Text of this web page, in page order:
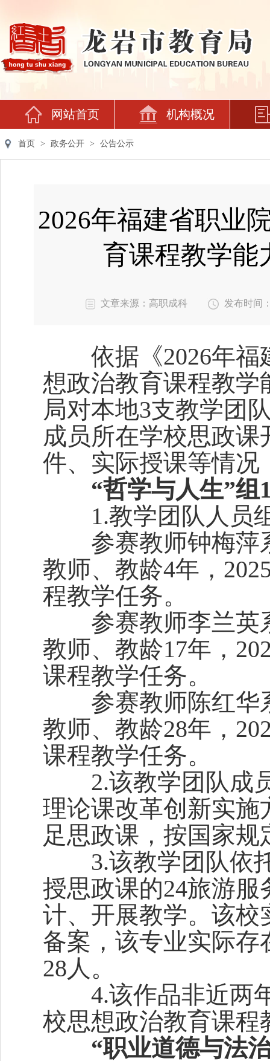
网站首页 机构概况
首页 > 政务公开 > 公告公示
2026年福建省职业
育课程教学能
文章来源：高职成科 发布时间
依据《2026年福
想政治教育课程教
局对本地3支教学团
成员所在学校思政
件、实际授课等情况
“哲学与人生”组
1.教学团队人员
参赛教师钟梅萍
教师、教龄4年，
程教学任务。
参赛教师李兰英
教师、教龄17年，
课程教学任务。
参赛教师陈红华
教师、教龄28年，
课程教学任务。
2.该教学团队成员
理论课改革创新实施
足思政课，按国家
3.该教学团队依托
授思政课的24旅游
计、开展教学。该校
备案，该专业实际存
28人。
4.该作品非近两年
校思想政治教育课程
“职业道德与法